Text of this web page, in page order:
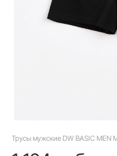
Трусы мужские DW BASIC MEN